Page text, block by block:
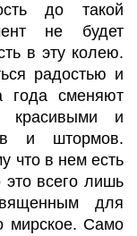
до такой
не будет
в эту колею.
радостью и
года сменяют
красивыми и
и штормов.
что в нем есть
всего лишь
для
мирское. Само